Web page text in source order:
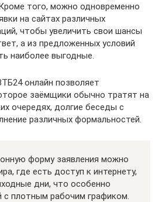
того, можно одновременно
на сайтах различных
чтобы увеличить свои шансы
а из предложенных условий
наиболее выгодные.
онлайн позволяет
заёмщики обычно тратят на
очередях, долгие беседы с
различных формальностей.
форму заявления можно
где есть доступ к интернету,
дни, что особенно
плотным рабочим графиком.